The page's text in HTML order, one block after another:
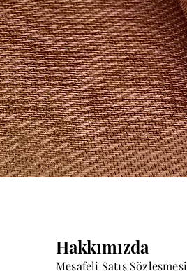
Hakkımızda
Mesafeli Satış Sözleşmesi